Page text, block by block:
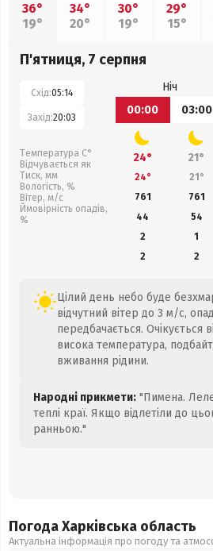
36°
19°
34°
20°
30°
19°
29°
15°
П'ятниця, 7 серпня
Схід:05:14
Захід:20:03
Температура С°
Відчувається як
Тиск, мм
Вологість, %
Вітер, м/с
Ймовірність опадів,
%
Ніч
00:00
03:00
24° 21°
24° 21°
761
761
44
54
2
1
2
2
Цілий день небо буде
відчутний вітер до 3 м/с,
передбачається. Очікується
висока температура,
вживання рідини.
Народні прикмети: "Пимена.
теплі краї. Якщо відлетіли до
ранньою."
Погода Харківська область
Актуальна інформація про погоду та